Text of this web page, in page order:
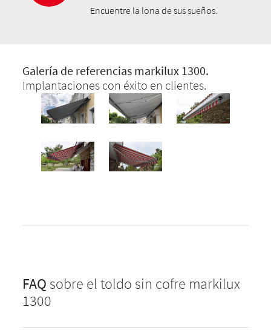
Encuentre la lona de sus sueños.
Galería de referencias markilux 1300.
Implantaciones con éxito en clientes.
FAQ sobre el toldo sin cofre markilux
1300